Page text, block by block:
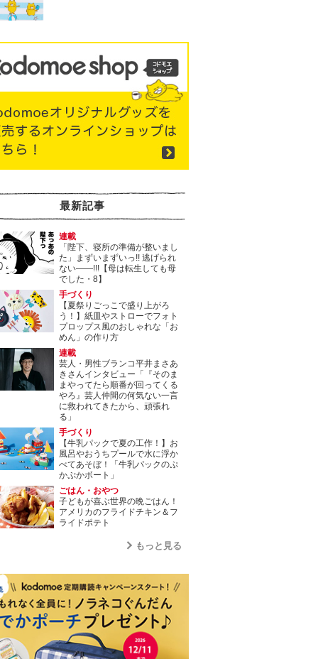
最新記事
連載
「陛下、寝所の準備が整いまし
た」まずいまずいっ!! 逃げられ
ない――!!!【母は転生しても母
でした・8】
手づくり
【夏祭りごっこで盛り上がろ
う！】紙皿やストローでフォト
プロップス風のおしゃれな「お
めん」の作り方
連載
芸人・男性ブランコ平井まさあ
きさんインタビュー「『そのま
まやってたら順番が回ってくる
やろ』芸人仲間の何気ない一言
に救われてきたから、頑張れ
る」
手づくり
【牛乳パックで夏の工作！】お
風呂やおうちプールで水に浮か
べてあそぼ！「牛乳パックのぷ
かぷかボート」
ごはん・おやつ
子どもが喜ぶ世界の晩ごはん！
アメリカのフライドチキン＆フ
ライドポテト
もっと見る